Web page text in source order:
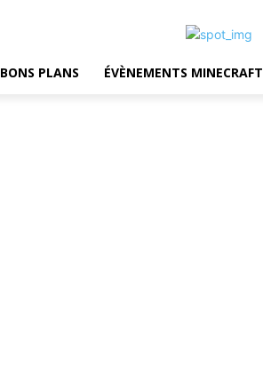
BONS PLANS ÉVÈNEMENTS MINECRAFT